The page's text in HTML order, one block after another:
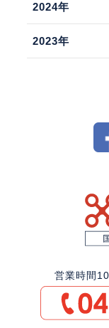
2024年
2023年
営業時間